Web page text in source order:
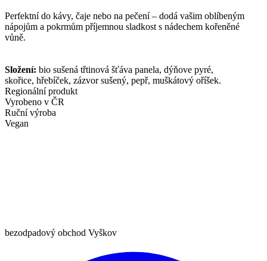
Perfektní do kávy, čaje nebo na pečení – dodá vašim oblíbeným
nápojům a pokrmům příjemnou sladkost s nádechem kořeněné
vůně.
Složení: bio sušená třtinová šťáva panela, dýňove pyré,
skořice, hřebíček, zázvor sušený, pepř, muškátový oříšek.
Regionální produkt
Vyrobeno v ČR
Ruční výroba
Vegan
bezodpadový obchod Vyškov